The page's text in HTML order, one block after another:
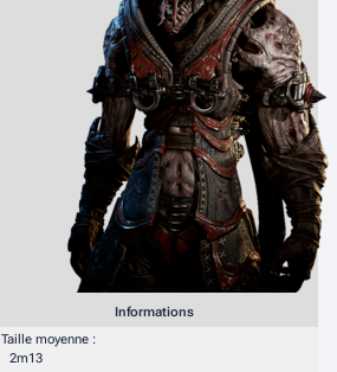
Informations
Taille moyenne :
2m13